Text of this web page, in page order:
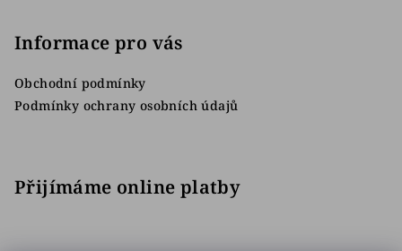
Informace pro vás
Obchodní podmínky
Podmínky ochrany osobních údajů
Přijímáme online platby